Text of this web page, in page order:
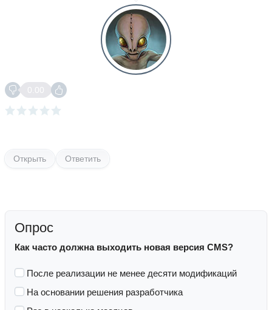
0.00
Открыть Ответить
Опрос
Как часто должна выходить новая версия CMS?
После реализации не менее десяти модификаций
На основании решения разработчика